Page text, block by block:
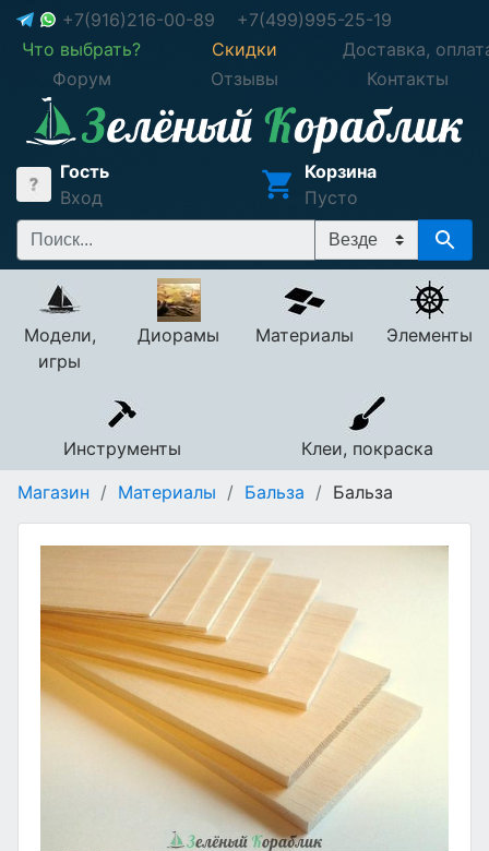
+7(916)216-00-89
+7(499)995-25-19
Что выбрать?
Скидки
Доставка,
Форум
Отзывы Контакты
Гость
Вход
Корзина
Пусто
Модели,
игры
Диорамы Материалы Элементы
Инструменты
Клеи, покраска
Магазин / Материалы / Бальза / Бальза